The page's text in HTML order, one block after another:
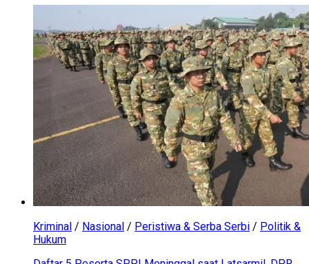
Kriminal / Nasional / Peristiwa & Serba Serbi / Politik &
Hukum